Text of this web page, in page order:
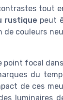
tout
rustique peut
de couleurs
focal
du
de ces
luminaires